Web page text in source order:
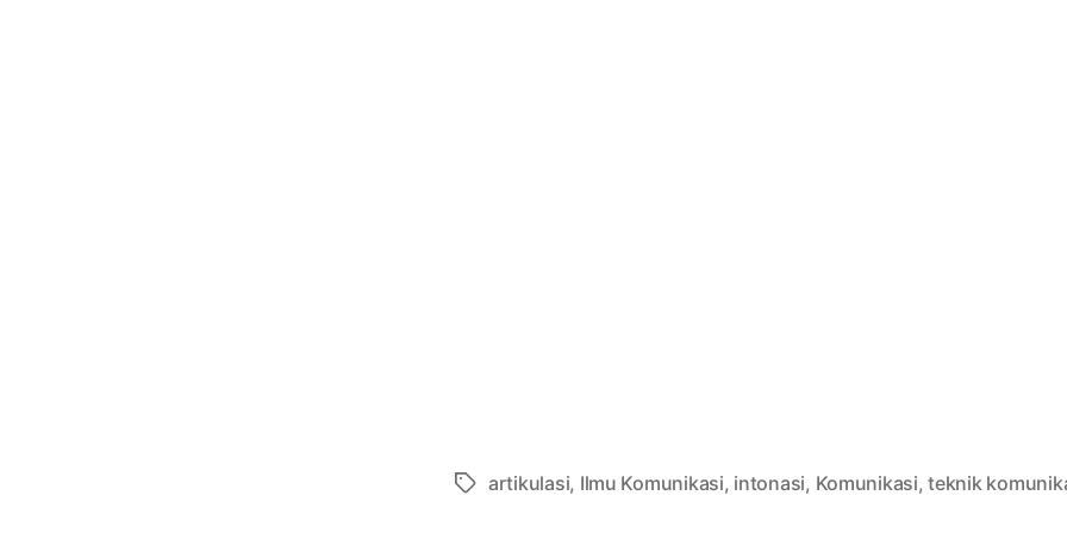
Tagsartikulasi, Ilmu Komunikasi, intonasi, Komunikasi,teknik